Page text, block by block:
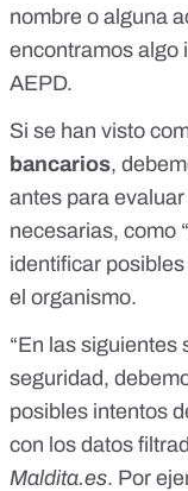
nombre o alguna
encontramos algo
AEPD.
Si se han visto
bancarios,
antes para
necesarias, como “
identificar
el organismo.
“En las siguientes
seguridad,
posibles intentos
con los datos
Maldita.es. Por